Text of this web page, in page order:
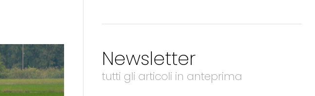
Newsletter
tutti gli articoli in anteprima